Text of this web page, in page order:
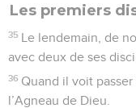
Les premiers
35 Le lendemain, de
avec deux de ses
36 Quand il voit
l’Agneau de Dieu.